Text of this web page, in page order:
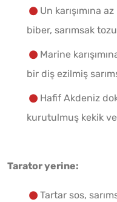
Un karışımına
biber, sarımsak
Marine
bir diş ezilmiş
Hafif Akdeniz
kurutulmuş kekik
Tarator yerine:
Tartar sos,